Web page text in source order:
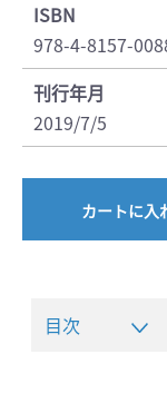
ISBN
978-4-8157-
刊行年月
2019/7/5
カートに入
目次